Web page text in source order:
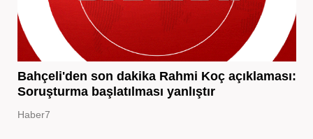
Bahçeli'den son dakika Rahmi Koç açıklaması:
Soruşturma başlatılması yanlıştır
Haber7